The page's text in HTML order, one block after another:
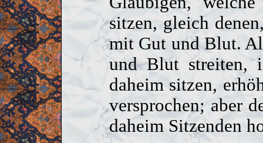
sitzen, gleich
mit Gut und Blut.
und Blut streiten,
daheim sitzen,
versprochen; aber
daheim Sitzenden